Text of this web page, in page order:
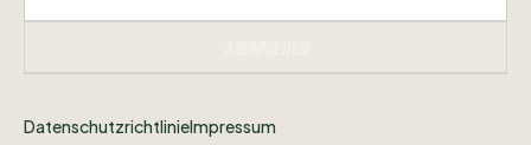
DatenschutzrichtlinieImpressum